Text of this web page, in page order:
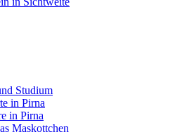
Studium
in Pirna
in Pirna
Maskottchen